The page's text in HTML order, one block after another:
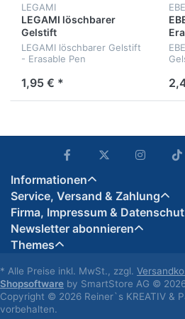
LEGAMI
LEGAMI löschbarer
Gelstift
LEGAMI löschbarer Gelstift
- Erasable Pen
1,95 € *
Informationen
Service, Versand & Zahlung
Firma, Impressum &
Newsletter abonnieren
Themes
* Alle Preise inkl. MwSt., zzgl.
Shopsoftware by SmartStore AG ©
Copyright © 2026 Reiner`s KREATIV &
vorbehalten.